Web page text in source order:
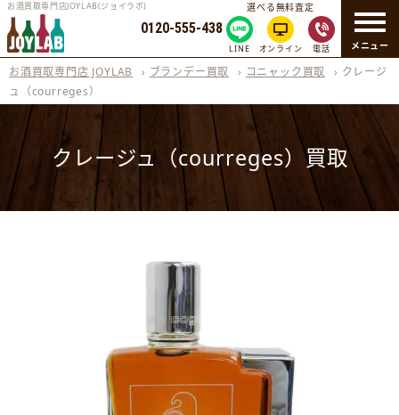
メニュー
お酒買取専門店JOYLAB(ジョイラボ)
0120-555-438
選べる無料査定
LINE オンライン 電話
お酒買取専門店 JOYLAB › ブランデー買取 › コニャック買取 › クレージ
ュ（courreges）
クレージュ（courreges）買取